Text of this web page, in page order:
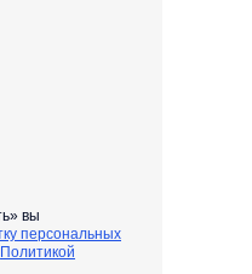
вы
персональных
Политикой